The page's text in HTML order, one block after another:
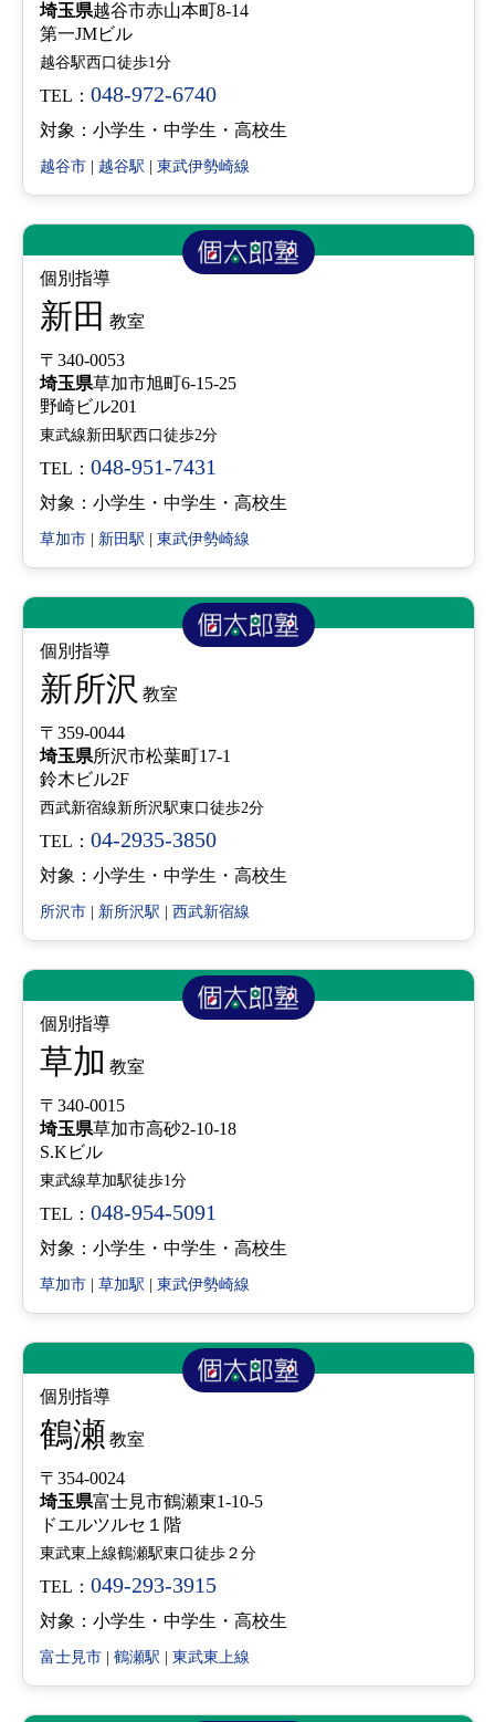
埼玉県越谷市赤山本町8-14
第一JMビル
越谷駅西口徒歩1分
TEL： 048-972-6740
対象：小学生・中学生・高校生
越谷市 越谷駅 東武伊勢崎線
個別指導
新田 教室
〒340-0053
埼玉県草加市旭町6-15-25
野崎ビル201
東武線新田駅西口徒歩2分
TEL： 048-951-7431
対象：小学生・中学生・高校生
草加市 新田駅 東武伊勢崎線
個別指導
新所沢 教室
〒359-0044
埼玉県所沢市松葉町17-1
鈴木ビル2F
西武新宿線新所沢駅東口徒歩2分
TEL： 04-2935-3850
対象：小学生・中学生・高校生
所沢市 新所沢駅 西武新宿線
個別指導
草加 教室
〒340-0015
埼玉県草加市高砂2-10-18
S.Kビル
東武線草加駅徒歩1分
TEL： 048-954-5091
対象：小学生・中学生・高校生
草加市 草加駅 東武伊勢崎線
個別指導
鶴瀬 教室
〒354-0024
埼玉県富士見市鶴瀬東1-10-5
ドエルツルセ１階
東武東上線鶴瀬駅東口徒歩２分
TEL： 049-293-3915
対象：小学生・中学生・高校生
富士見市 鶴瀬駅 東武東上線